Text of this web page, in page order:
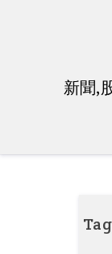
新聞,